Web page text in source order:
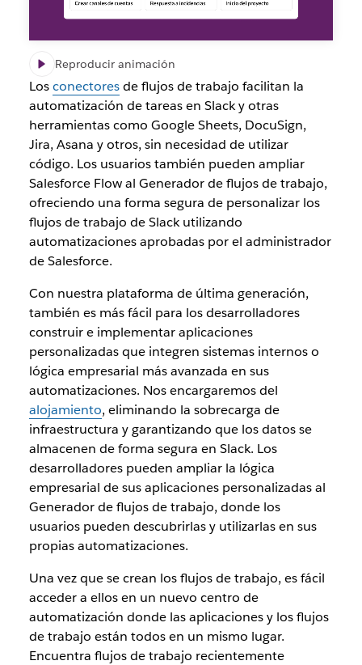
Reproducir animación
Losconectoresde flujos de trabajo facilitan la
automatización de tareas en Slack y otras
herramientas como Google Sheets, DocuSign,
Jira, Asana y otros, sin necesidad de utilizar
código. Los usuarios también pueden ampliar
Salesforce Flow al Generador de flujos de trabajo,
ofreciendo una forma segura de personalizar los
flujos de trabajo de Slack utilizando
automatizaciones aprobadas por el administrador
de Salesforce.
Con nuestra plataforma de última generación,
también es más fácil para los desarrolladores
construir e implementar aplicaciones
personalizadas que integren sistemas internos o
lógica empresarial más avanzada en sus
automatizaciones. Nos encargaremos del
alojamiento, eliminando la sobrecarga de
infraestructura y garantizando que los datos se
almacenen de forma segura en Slack. Los
desarrolladores pueden ampliar la lógica
empresarial de sus aplicaciones personalizadas al
Generador de flujos de trabajo, donde los
usuarios pueden descubrirlas y utilizarlas en sus
propias automatizaciones.
Una vez que se crean los flujos de trabajo, es fácil
acceder a ellos en un nuevo centro de
automatización donde las aplicaciones y los flujos
de trabajo están todos en un mismo lugar.
Encuentra flujos de trabajo recientemente